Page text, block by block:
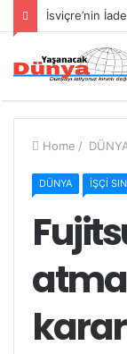
Home /
DÜNYA İŞÇİ